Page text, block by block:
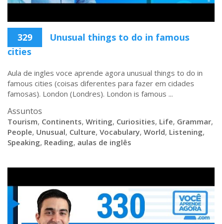
329
Unusual things to do in famous
cities
Aula de ingles voce aprende agora unusual things to do in
famous cities (coisas diferentes para fazer em cidades
famosas). London (Londres). London is famous ...
Assuntos
Tourism, Continents, Writing, Curiosities, Life, Grammar,
People, Unusual, Culture, Vocabulary, World, Listening,
Speaking, Reading, aulas de inglês